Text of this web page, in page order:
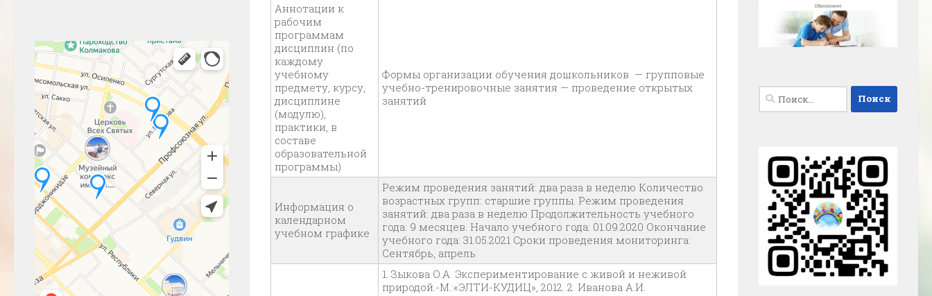
Аннотации к
рабочим
программам
дисциплин (по
каждому
учебному
предмету, курсу,
дисциплине
(модулю),
практики, в
составе
образовательной
программы)
Формы организации обучения дошкольников — групповые
учебно-тренировочные занятия — проведение открытых
занятий
Информация о
календарном
учебном графике
Режим проведения занятий: два раза в неделю Количество
возрастных групп: старшие группы. Режим проведения
занятий: два раза в неделю Продолжительность учебного
года: 9 месяцев. Начало учебного года: 01.09.2020 Окончание
учебного года: 31.05.2021 Сроки проведения мониторинга:
Сентябрь, апрель
1. Зыкова О.А. Экспериментирование с живой и неживой
природой.-М.:«ЭЛТИ-КУДИЦ», 2012. 2. Иванова А.И.
Найти: